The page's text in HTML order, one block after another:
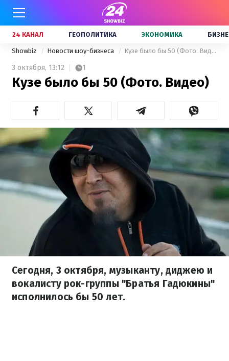
24 КАНАЛ ГЕОПОЛИТИКА ЭКОНОМИКА
Showbiz Новости шоу-бизнеса Кузе было бы 50 (Фото. Видео)
3 октября, 13:12 1
Кузе было бы 50 (Фото. Видео)
Сегодня, 3 октября, музыканту, диджею и
вокалисту рок-группы "Братья Гадюкины"
исполнилось бы 50 лет.